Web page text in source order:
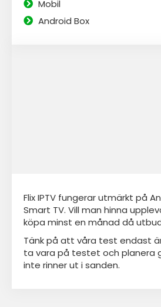
Mobil
Android Box
Flix IPTV fungerar utmärkt på
Smart TV. Vill man hinna
köpa minst en månad då
Tänk på att våra test endast
ta vara på testet och planera
inte rinner ut i sanden.